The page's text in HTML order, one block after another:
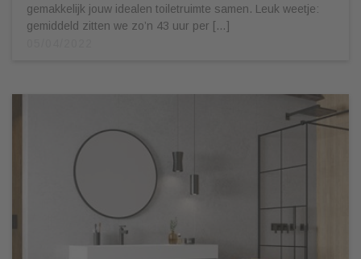
gemakkelijk jouw idealen toiletruimte samen. Leuk weetje:
gemiddeld zitten we zo’n 43 uur per […]